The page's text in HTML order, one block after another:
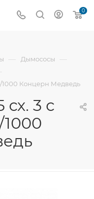
0
— Дымососы —
1000 Концерн Медведь
3 с